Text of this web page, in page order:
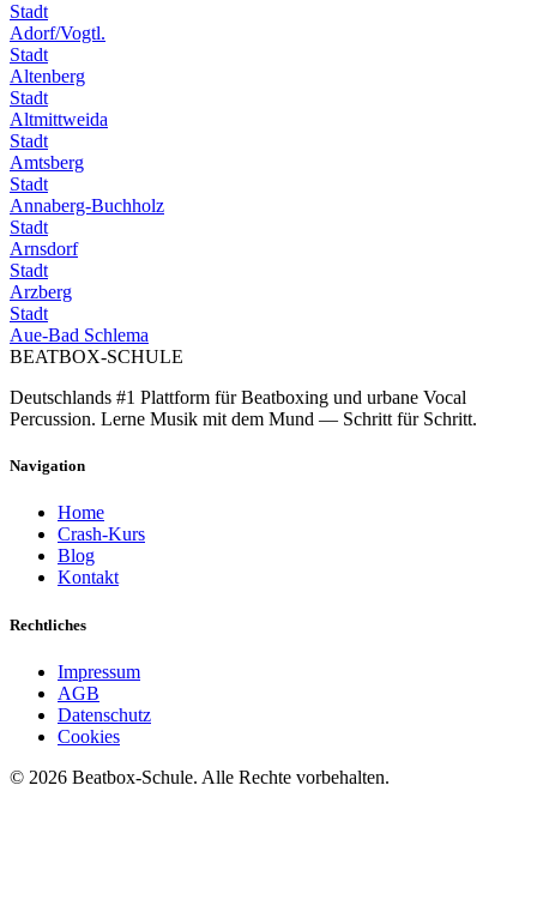
Stadt
Adorf/Vogtl.
Stadt
Altenberg
Stadt
Altmittweida
Stadt
Amtsberg
Stadt
Annaberg-Buchholz
Stadt
Arnsdorf
Stadt
Arzberg
Stadt
Aue-Bad Schlema
BEATBOX-SCHULE
Deutschlands #1 Plattform für Beatboxing und urbane Vocal
Percussion. Lerne Musik mit dem Mund — Schritt für Schritt.
Navigation
Home
Crash-Kurs
Blog
Kontakt
Rechtliches
Impressum
AGB
Datenschutz
Cookies
© 2026 Beatbox-Schule. Alle Rechte vorbehalten.